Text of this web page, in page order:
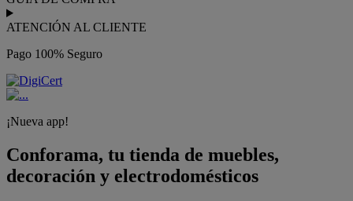
ATENCIÓN AL CLIENTE
Pago 100% Seguro
¡Nueva app!
Conforama, tu tienda de muebles,
decoración y electrodomésticos